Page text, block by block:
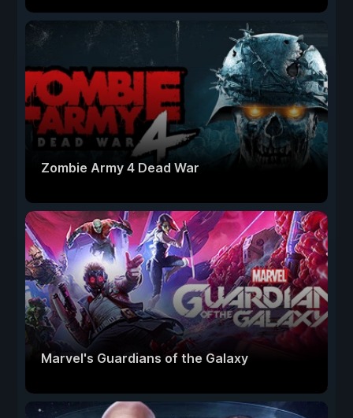
Zombie Army 4 Dead War
Marvel's Guardians of the Galaxy